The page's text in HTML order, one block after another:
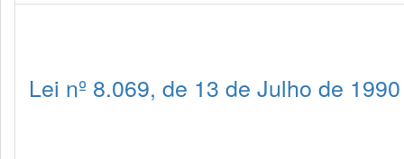
Lei nº 8.069, de 13 de Julho de 1990